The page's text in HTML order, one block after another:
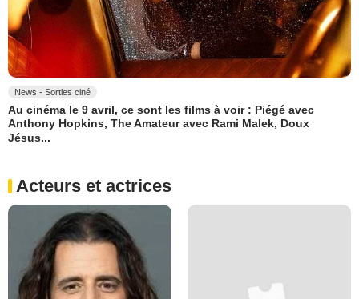
News - Sorties ciné
Au cinéma le 9 avril, ce sont les films à voir : Piégé avec
Anthony Hopkins, The Amateur avec Rami Malek, Doux
Jésus...
Acteurs et actrices